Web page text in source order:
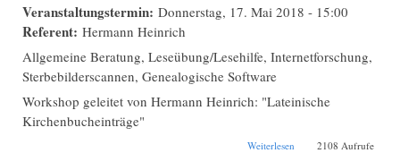
Veranstaltungstermin: Donnerstag, 17. Mai 2018 - 15:00
Referent: Hermann Heinrich
Allgemeine Beratung, Leseübung/Lesehilfe, Internetforschung,
Sterbebilderscannen, Genealogische Software
Workshop geleitet von Hermann Heinrich: "Lateinische
Kirchenbucheinträge"
Weiterlesen 2108 Aufrufe